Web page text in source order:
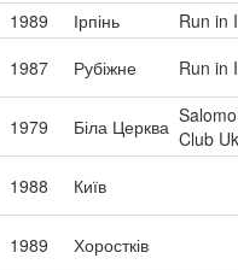
1989 Ірпінь
Run in
1987 Рубіжне Run in
1979 Біла Церква Club
1988 Київ
1989 Хоростків